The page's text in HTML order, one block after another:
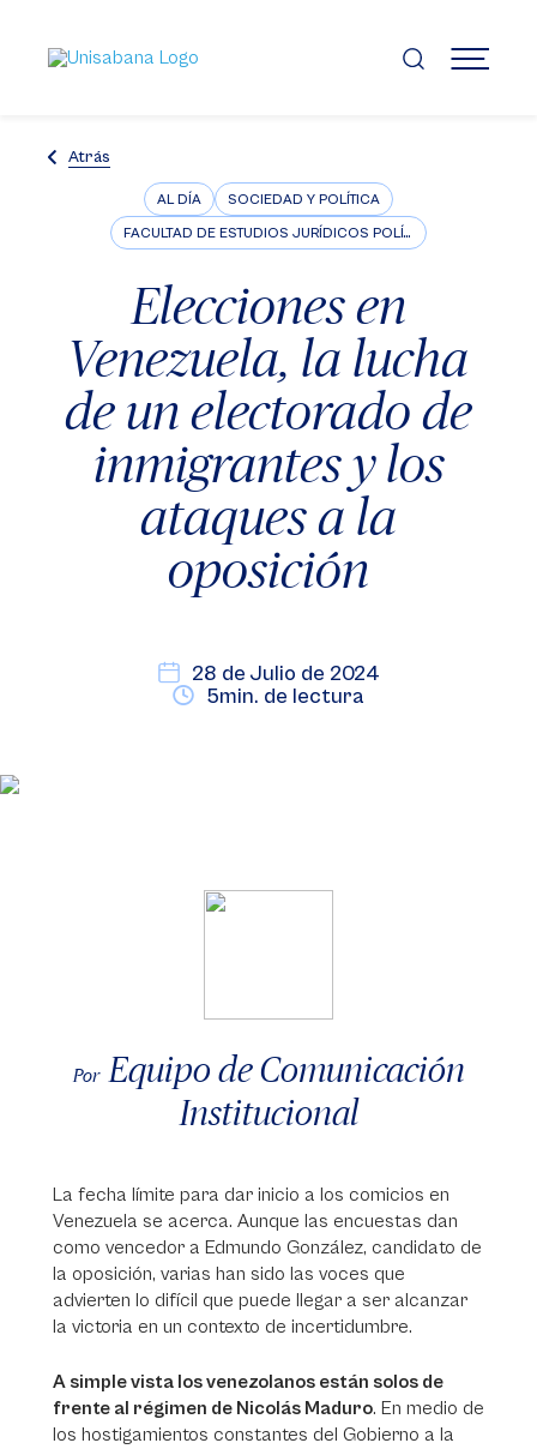
contenido
principal
MENÚ
Atrás
AL DÍA SOCIEDAD Y POLÍTICA
FACULTAD DE ESTUDIOS JURÍDICOS POLÍTICOS E INTERNACIONALES
Elecciones en
Venezuela, la lucha
de un electorado de
inmigrantes y los
ataques a la
oposición
28 de Julio de 2024
5min. de lectura
Por Equipo de Comunicación
Institucional
La fecha límite para dar inicio a los comicios en
Venezuela se acerca. Aunque las encuestas dan
como vencedor a Edmundo González, candidato de
la oposición, varias han sido las voces que
advierten lo difícil que puede llegar a ser alcanzar
la victoria en un contexto de incertidumbre.
A simple vista los venezolanos están solos de
frente al régimen de Nicolás Maduro. En medio de
los hostigamientos constantes del Gobierno a la